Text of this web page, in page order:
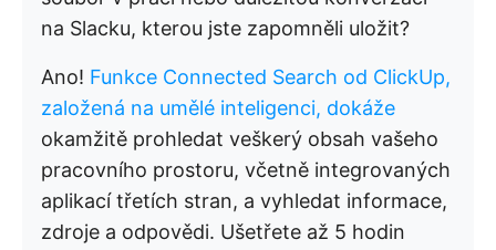
na Slacku, kterou jste zapomněli uložit?
Ano! Funkce Connected Search od ClickUp,
založená na umělé inteligenci, dokáže
okamžitě prohledat veškerý obsah vašeho
pracovního prostoru, včetně integrovaných
aplikací třetích stran, a vyhledat informace,
zdroje a odpovědi. Ušetřete až 5 hodin